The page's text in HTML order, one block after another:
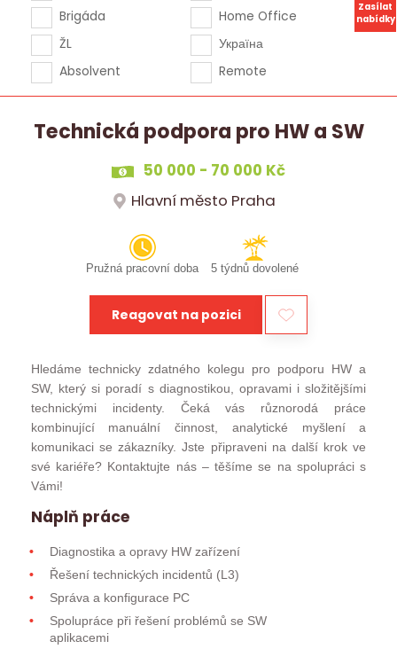
Zasílat
nabídky
Brigáda
ŽL
Absolvent
Home Office
Україна
Remote
Technická podpora pro HW a SW
50 000 - 70 000 Kč
Hlavní město Praha
Pružná pracovní doba 5 týdnů dovolené
Reagovat na pozici
Hledáme technicky zdatného kolegu pro podporu HW a
SW, který si poradí s diagnostikou, opravami i složitějšími
technickými incidenty. Čeká vás různorodá práce
kombinující manuální činnost, analytické myšlení a
komunikaci se zákazníky. Jste připraveni na další krok ve
své kariéře? Kontaktujte nás – těšíme se na spolupráci s
Vámi!
Náplň práce
Diagnostika a opravy HW zařízení
Řešení technických incidentů (L3)
Správa a konfigurace PC
Spolupráce při řešení problémů se SW
aplikacemi